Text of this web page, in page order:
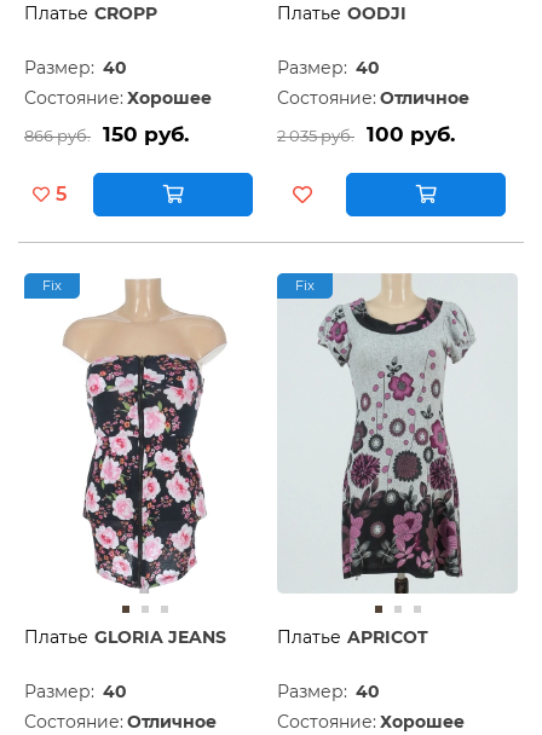
Платье CROPP
Размер: 40
Состояние: Хорошее
866 руб. 150 руб.
5
Платье OODJI
Размер: 40
Состояние: Отличное
2 035 руб. 100 руб.
Fix
Платье GLORIA JEANS
Размер: 40
Состояние: Отличное
Fix
Платье APRICOT
Размер: 40
Состояние: Хорошее